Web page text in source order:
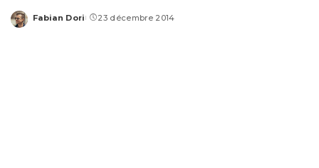
Posted
Fabian Dori 23 décembre 2014